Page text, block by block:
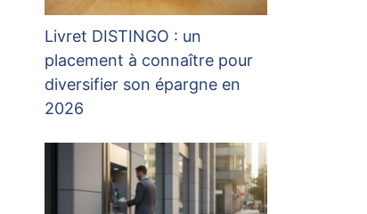
Livret DISTINGO : un
placement à connaître pour
diversifier son épargne en
2026